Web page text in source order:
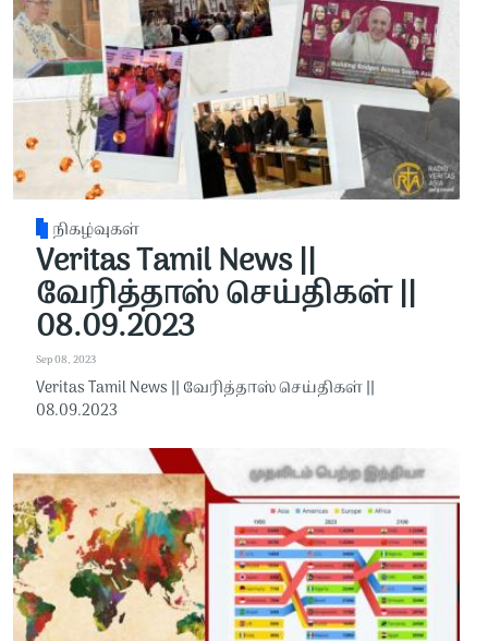
நிகழ்வுகள்
Veritas Tamil News ||
வேரித்தாஸ் செய்திகள் ||
08.09.2023
Sep 08, 2023
Veritas Tamil News || வேரித்தாஸ் செய்திகள் ||
08.09.2023